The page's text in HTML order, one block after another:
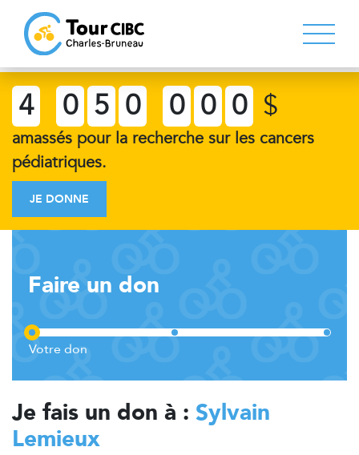
4 0 5 0 0 0 0 $
amassés pour la recherche sur les cancers
pédiatriques.
JE DONNE
Faire un don
Je fais un don à : Sylvain
Lemieux